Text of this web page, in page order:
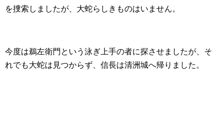
を捜索しましたが、大蛇らしきものはいません。
今度は鵜左衛門という泳ぎ上手の者に探させましたが、そ
れでも大蛇は見つからず、信長は清洲城へ帰りました。